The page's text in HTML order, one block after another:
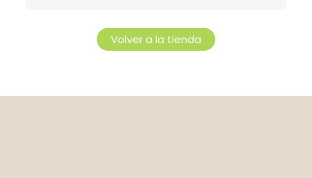
Volver a la tienda